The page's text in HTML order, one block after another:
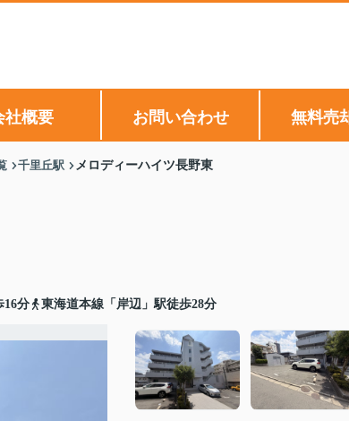
社概要 お問い合わせ 無料売
千里丘駅 メロディーハイツ長野東
16分 東海道本線「岸辺」駅徒歩28分